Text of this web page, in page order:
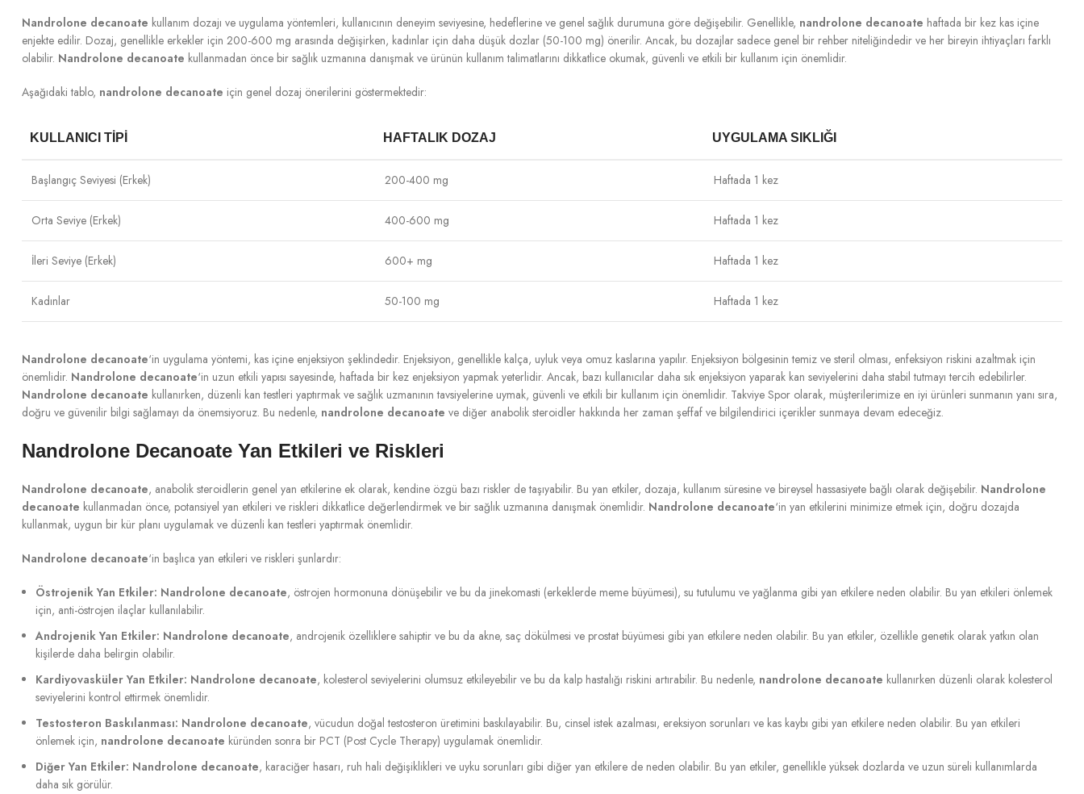
Nandrolone decanoate kullanım dozajı ve uygulama yöntemleri, kullanıcının deneyim seviyesine, hedeflerine ve genel sağlık durumuna göre değişebilir. Genellikle, nandrolone decanoate haftada bir kez kas içine
enjekte edilir. Dozaj, genellikle erkekler için 200-600 mg arasında değişirken, kadınlar için daha düşük dozlar (50-100 mg) önerilir. Ancak, bu dozajlar sadece genel bir rehber niteliğindedir ve her bireyin ihtiyaçları farklı
olabilir. Nandrolone decanoate kullanmadan önce bir sağlık uzmanına danışmak ve ürünün kullanım talimatlarını dikkatlice okumak, güvenli ve etkili bir kullanım için önemlidir.
Aşağıdaki tablo, nandrolone decanoate için genel dozaj önerilerini göstermektedir:
KULLANICI TIPI HAFTALIK DOZAJ UYGULAMA SIKLIĞI
Başlangıç Seviyesi (Erkek) 200-400 mg Haftada 1 kez
Orta Seviye (Erkek) 400-600 mg Haftada 1 kez
İleri Seviye (Erkek) 600+ mg Haftada 1 kez
Kadınlar 50-100 mg Haftada 1 kez
Nandrolone decanoate‘in uygulama yöntemi, kas içine enjeksiyon şeklindedir. Enjeksiyon, genellikle kalça, uyluk veya omuz kaslarına yapılır. Enjeksiyon bölgesinin temiz ve steril olması, enfeksiyon riskini azaltmak için
önemlidir. Nandrolone decanoate‘in uzun etkili yapısı sayesinde, haftada bir kez enjeksiyon yapmak yeterlidir. Ancak, bazı kullanıcılar daha sık enjeksiyon yaparak kan seviyelerini daha stabil tutmayı tercih edebilirler.
Nandrolone decanoate kullanırken, düzenli kan testleri yaptırmak ve sağlık uzmanının tavsiyelerine uymak, güvenli ve etkili bir kullanım için önemlidir. Takviye Spor olarak, müşterilerimize en iyi ürünleri sunmanın yanı sıra,
doğru ve güvenilir bilgi sağlamayı da önemsiyoruz. Bu nedenle, nandrolone decanoate ve diğer anabolik steroidler hakkında her zaman şeffaf ve bilgilendirici içerikler sunmaya devam edeceğiz.
Nandrolone Decanoate Yan Etkileri ve Riskleri
Nandrolone decanoate, anabolik steroidlerin genel yan etkilerine ek olarak, kendine özgü bazı riskler de taşıyabilir. Bu yan etkiler, dozaja, kullanım süresine ve bireysel hassasiyete bağlı olarak değişebilir. Nandrolone
decanoate kullanmadan önce, potansiyel yan etkileri ve riskleri dikkatlice değerlendirmek ve bir sağlık uzmanına danışmak önemlidir. Nandrolone decanoate‘in yan etkilerini minimize etmek için, doğru dozajda
kullanmak, uygun bir kür planı uygulamak ve düzenli kan testleri yaptırmak önemlidir.
Nandrolone decanoate‘in başlıca yan etkileri ve riskleri şunlardır:
Östrojenik Yan Etkiler: Nandrolone decanoate, östrojen hormonuna dönüşebilir ve bu da jinekomasti (erkeklerde meme büyümesi), su tutulumu ve yağlanma gibi yan etkilere neden olabilir. Bu yan etkileri önlemek
için, anti-östrojen ilaçlar kullanılabilir.
Androjenik Yan Etkiler: Nandrolone decanoate, androjenik özelliklere sahiptir ve bu da akne, saç dökülmesi ve prostat büyümesi gibi yan etkilere neden olabilir. Bu yan etkiler, özellikle genetik olarak yatkın olan
kişilerde daha belirgin olabilir.
Kardiyovasküler Yan Etkiler: Nandrolone decanoate, kolesterol seviyelerini olumsuz etkileyebilir ve bu da kalp hastalığı riskini artırabilir. Bu nedenle, nandrolone decanoate kullanırken düzenli olarak kolesterol
seviyelerini kontrol ettirmek önemlidir.
Testosteron Baskılanması: Nandrolone decanoate, vücudun doğal testosteron üretimini baskılayabilir. Bu, cinsel istek azalması, ereksiyon sorunları ve kas kaybı gibi yan etkilere neden olabilir. Bu yan etkileri
önlemek için, nandrolone decanoate küründen sonra bir PCT (Post Cycle Therapy) uygulamak önemlidir.
Diğer Yan Etkiler: Nandrolone decanoate, karaciğer hasarı, ruh hali değişiklikleri ve uyku sorunları gibi diğer yan etkilere de neden olabilir. Bu yan etkiler, genellikle yüksek dozlarda ve uzun süreli kullanımlarda
daha sık görülür.